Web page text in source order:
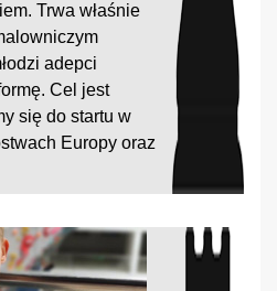
Trwa właśnie
adepci
Cel jest
się do startu w
Europy oraz